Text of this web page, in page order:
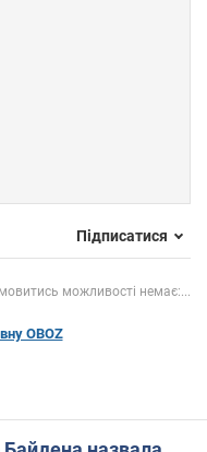
Підписатися
можливості немає:...
OBOZ